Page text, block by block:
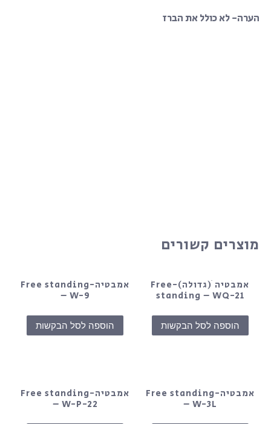
הערה- לא כולל את הברז
מוצרים קשורים
אמבטיה ׁ(גדולה)-Free
standing – WQ-21
הוספה לסל הבקשות
אמבטיה-Free standing
– W-9
הוספה לסל הבקשות
אמבטיה-Free standing
– W-3L
אמבטיה-Free standing
– W-P-22